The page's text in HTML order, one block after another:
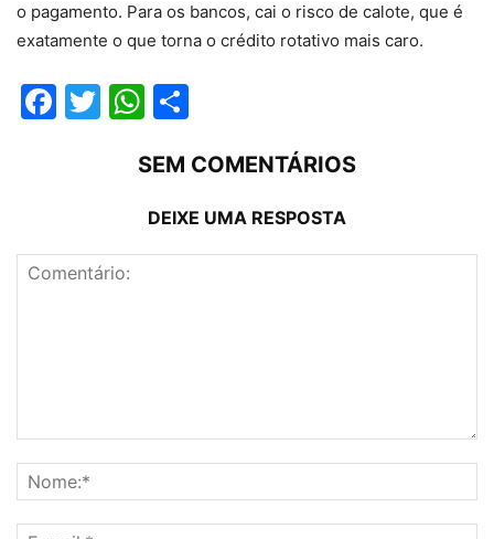
o pagamento. Para os bancos, cai o risco de calote, que é
exatamente o que torna o crédito rotativo mais caro.
Facebook
TwitterWhatsApp
SEM COMENTÁRIOS
DEIXE UMA RESPOSTA